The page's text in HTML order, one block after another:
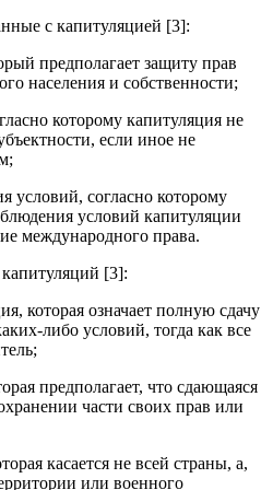
с капитуляцией [3]:
предполагает защиту прав
населения и собственности;
которому капитуляция не
если иное не
условий, согласно которому
условий капитуляции
международного права.
[3]:
которая означает полную сдачу
либо условий, тогда как все
предполагает, что сдающаяся
части своих прав или
касается не всей страны, а,
или военного